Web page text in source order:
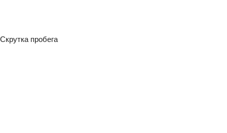
Скрутка пробега